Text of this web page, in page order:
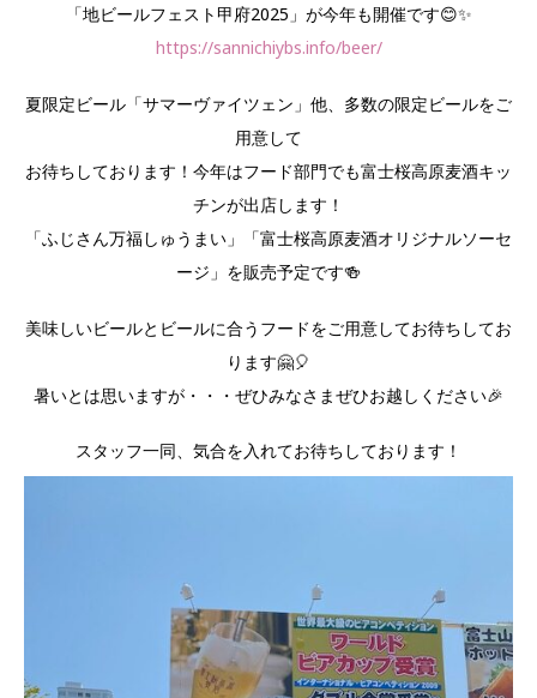
「地ビールフェスト甲府2025」が今年も開催です😊✨
https://sannichiybs.info/beer/
夏限定ビール「サマーヴァイツェン」他、多数の限定ビールをご
用意して
お待ちしております！今年はフード部門でも富士桜高原麦酒キッ
チンが出店します！
「ふじさん万福しゅうまい」「富士桜高原麦酒オリジナルソーセ
ージ」を販売予定です🍻
美味しいビールとビールに合うフードをご用意してお待ちしてお
ります🤗🎈
暑いとは思いますが・・・ぜひみなさまぜひお越しください🎉
スタッフ一同、気合を入れてお待ちしております！